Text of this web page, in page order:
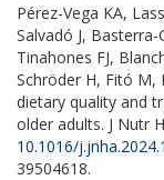
Pérez-Vega KA,
Salvadó J, Basterra-
Tinahones FJ,
Schröder H, Fitó M,
dietary quality and
older adults. J Nutr
10.1016/
39504618.